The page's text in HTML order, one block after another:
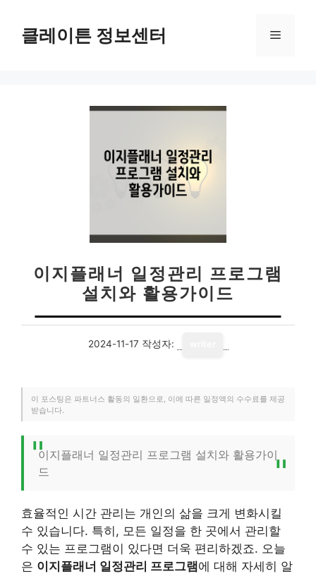
클레이튼 정보센터 메
이지플래너 일정관리 프로그램
설치와 활용가이드
2024-11-17 작성자:
이 포스팅은 파트너스 활동의 일환으로, 이에 따른 일정액의 수수료를 제공
받습니다.
이지플래너 일정관리 프로그램 설치와 활용가이
드
효율적인 시간 관리는 개인의 삶을 크게 변화시킬
수 있습니다. 특히, 모든 일정을 한 곳에서 관리할
수 있는 프로그램이 있다면 더욱 편리하겠죠. 오늘
은 이지플래너 일정관리 프로그램에 대해 자세히 알